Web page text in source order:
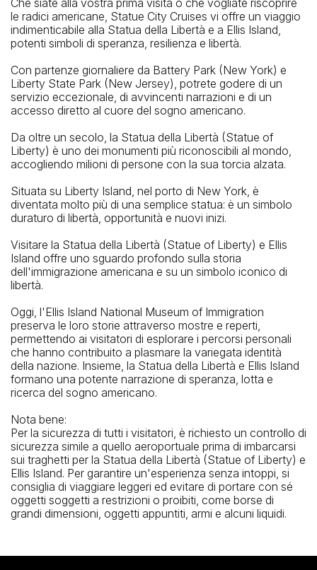
Liberty State Park, 1 Audrey Zapp Dr, Jersey City, NJ
07305
Telefono: 877-523-9849
Che siate alla vostra prima visita o che vogliate riscoprire
le radici americane, Statue City Cruises vi offre un viaggio
indimenticabile alla Statua della Libertà e a Ellis Island,
potenti simboli di speranza, resilienza e libertà.
Con partenze giornaliere da Battery Park (New York) e
Liberty State Park (New Jersey), potrete godere di un
servizio eccezionale, di avvincenti narrazioni e di un
accesso diretto al cuore del sogno americano.
Da oltre un secolo, la Statua della Libertà (Statue of
Liberty) è uno dei monumenti più riconoscibili al mondo,
accogliendo milioni di persone con la sua torcia alzata.
Situata su Liberty Island, nel porto di New York, è
diventata molto più di una semplice statua: è un simbolo
duraturo di libertà, opportunità e nuovi inizi.
Visitare la Statua della Libertà (Statue of Liberty) e Ellis
Island offre uno sguardo profondo sulla storia
dell'immigrazione americana e su un simbolo iconico di
libertà.
Oggi, l'Ellis Island National Museum of Immigration
preserva le loro storie attraverso mostre e reperti,
permettendo ai visitatori di esplorare i percorsi personali
che hanno contribuito a plasmare la variegata identità
della nazione. Insieme, la Statua della Libertà e Ellis Island
formano una potente narrazione di speranza, lotta e
ricerca del sogno americano.
Nota bene:
Per la sicurezza di tutti i visitatori, è richiesto un controllo di
sicurezza simile a quello aeroportuale prima di imbarcarsi
sui traghetti per la Statua della Libertà (Statue of Liberty) e
Ellis Island. Per garantire un'esperienza senza intoppi, si
consiglia di viaggiare leggeri ed evitare di portare con sé
oggetti soggetti a restrizioni o proibiti, come borse di
grandi dimensioni, oggetti appuntiti, armi e alcuni liquidi.